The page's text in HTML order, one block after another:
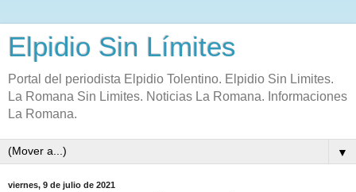
Elpidio Sin Límites
Portal del periodista Elpidio Tolentino. Elpidio Sin Limites.
La Romana Sin Limites. Noticias La Romana. Informaciones
La Romana.
▼
viernes, 9 de julio de 2021